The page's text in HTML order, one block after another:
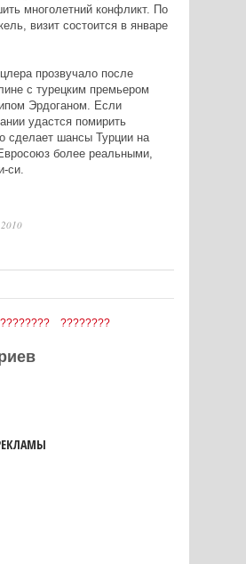
многолетний конфликт. По
визит состоится в январе
прозвучало после
с турецким премьером
Эрдоганом. Если
удастся помирить
сделает шансы Турции на
более реальными,
си.
???????? ????????